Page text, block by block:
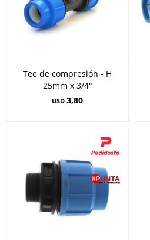
Tee de compresión - H
25mm x 3/4"
USD 3,80